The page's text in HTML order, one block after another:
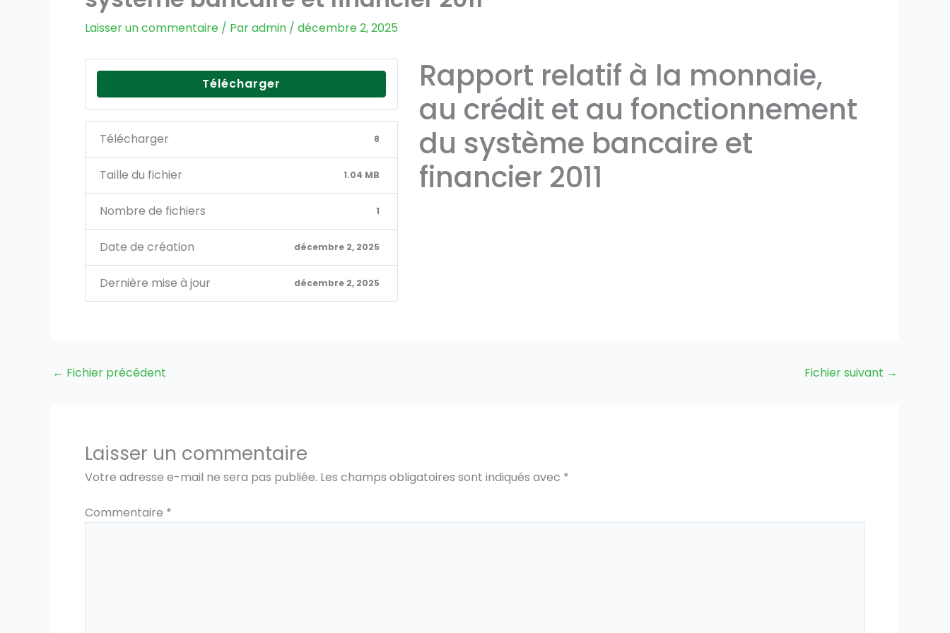
Laisser un commentaire / Paradmin / décembre 2, 2025
Télécharger
Télécharger 8
Taille du fichier 1.04 MB
Nombre de fichiers 1
Date de création décembre 2, 2025
Dernière mise à jour décembre 2, 2025
Rapport relatif à la monnaie,
au crédit et au fonctionnement
du système bancaire et
financier 2011
← Fichier précédent Fichier suivant →
Laisser un commentaire
Votre adresse e-mail ne sera pas publiée. Les champs obligatoires sont indiqués avec *
Commentaire *